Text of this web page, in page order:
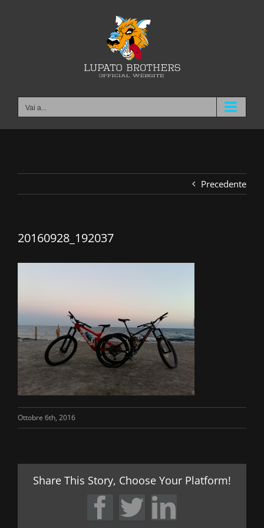
Vai a...
Precedente
20160928_192037
Ottobre 6th, 2016
Share This Story, Choose Your Platform!
Facebook
TwitterLinkedIn